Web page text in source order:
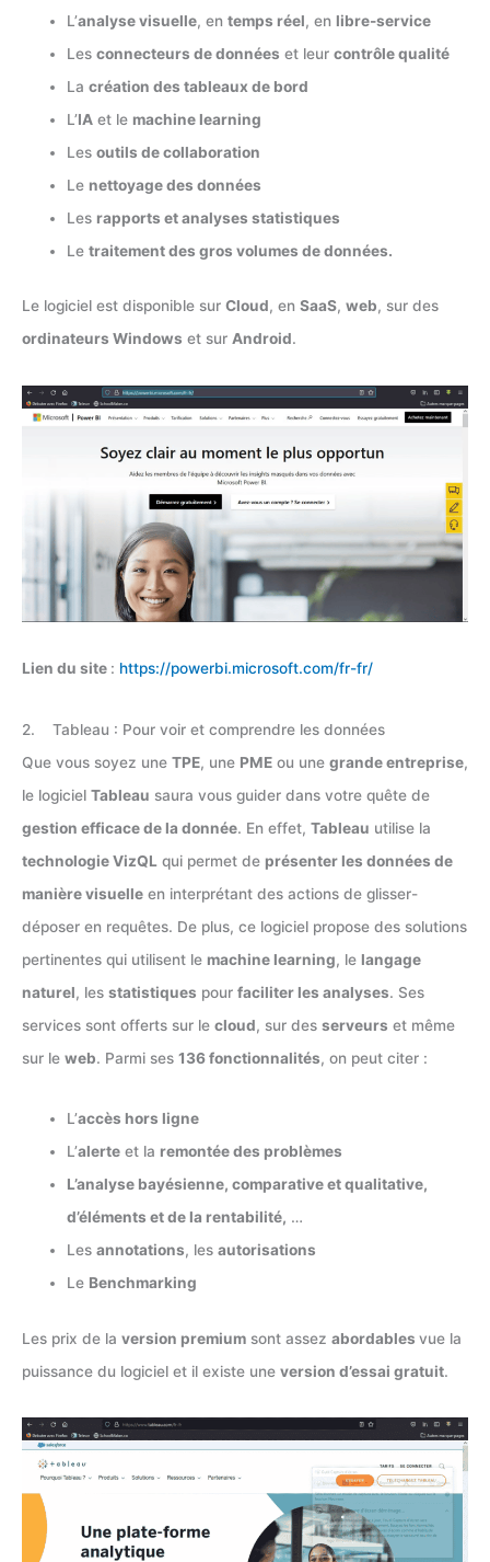
L’analyse visuelle, entemps réel, en libre-service
Lesconnecteurs de données et leurcontrôle qualité
Lacréation des tableaux de bord
L’IA et le machine learning
Lesoutils de collaboration
Le nettoyage des données
Les rapports et analyses statistiques
Letraitement des gros volumes de données.
Le logiciel est disponible sur Cloud, en SaaS, web, sur des
ordinateurs Windows et sur Android.
Lien du site : https://powerbi.microsoft.com/fr-fr/
2. Tableau : Pour voir et comprendre les données
Que vous soyez une TPE, une PME ou une grande entreprise,
le logiciel Tableau saura vous guider dans votre quête de
gestion efficace de la donnée. En effet, Tableau utilise la
technologie VizQL qui permet de présenter les données de
manière visuelle en interprétant des actions de glisser-
déposer en requêtes. De plus, ce logiciel propose des solutions
pertinentes qui utilisent le machine learning, le langage
naturel, les statistiques pour faciliter les analyses. Ses
services sont offerts sur le cloud, sur des serveurs et même
sur le web. Parmi ses 136 fonctionnalités, on peut citer :
L’accès hors ligne
L’alerte et la remontée des problèmes
L’analyse bayésienne, comparative et qualitative,
d’éléments et de la rentabilité, …
Lesannotations, lesautorisations
Le Benchmarking
Les prix de la version premium sont assez abordables vue la
puissance du logiciel et il existe une version d’essai gratuit.